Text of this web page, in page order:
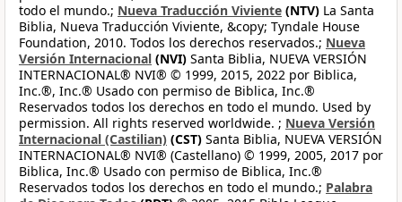
todo el mundo.; Nueva Traducción Viviente (NTV) La Santa
Biblia, Nueva Traducción Viviente, &copy; Tyndale House
Foundation, 2010. Todos los derechos reservados.; Nueva
Versión Internacional (NVI) Santa Biblia, NUEVA VERSIÓN
INTERNACIONAL® NVI® © 1999, 2015, 2022 por Biblica,
Inc.®, Inc.® Usado con permiso de Biblica, Inc.®
Reservados todos los derechos en todo el mundo. Used by
permission. All rights reserved worldwide. ; Nueva Versión
Internacional (Castilian) (CST) Santa Biblia, NUEVA VERSIÓN
INTERNACIONAL® NVI® (Castellano) © 1999, 2005, 2017 por
Biblica, Inc.® Usado con permiso de Biblica, Inc.®
Reservados todos los derechos en todo el mundo.; Palabra